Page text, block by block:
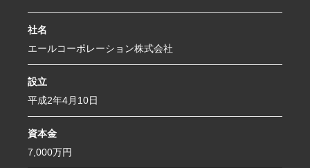
社名
エールコーポレーション株式会社
設立
平成2年4月10日
資本金
7,000万円